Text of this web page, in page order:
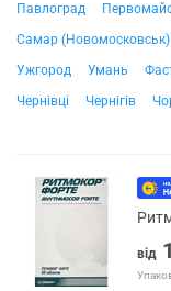
Павлоград
Самар (Новомосковськ)
Ужгород
Умань
Чернівці
Чернігів
від